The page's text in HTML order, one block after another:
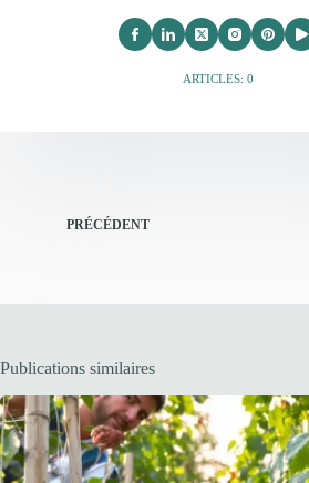
ARTICLES: 0
PRÉCÉDENT
Publications similaires